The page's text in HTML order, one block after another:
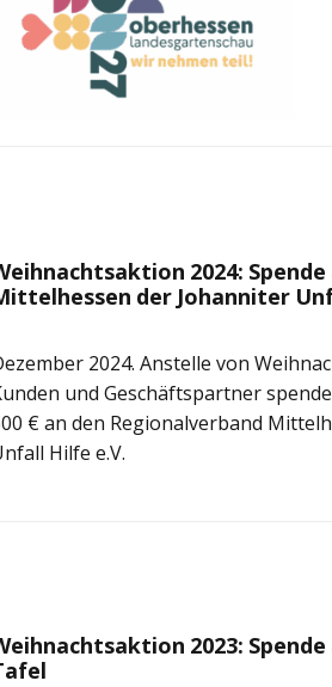
2024:
der Johanniter
2024. Anstelle von
und Geschäftspartner
€ an den Regionalverband
Hilfe e.V.
2023: